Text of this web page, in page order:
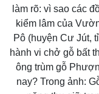
làm rõ: vì sao các
kiểm lâm của
Pô (huyện Cư Jút,
hành vi chở gỗ bất
ông trùm gỗ
nay? Trong ảnh: